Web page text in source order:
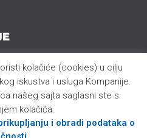
kolačiće (cookies) u cilju
iskustva i usluga Kompanije.
našeg sajta saglasni ste s
kolačića.
i obradi podataka o